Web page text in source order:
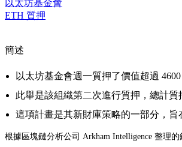
以太坊基金會
ETH 質押
簡述
以太坊基金會週一質押了價值超過
此舉是該組織第二次進行質押，總計質
這項計畫是其新財庫策略的一部分，旨
根據區塊鏈分析公司 Arkham Intelligence 整理的